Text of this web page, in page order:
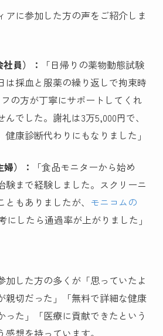
アに参加した方の声をご紹介しま
員）：
「日帰りの薬物動態試験
は採血と服薬の繰り返しで拘束時
の方が丁寧にサポートしてくれ
んでした。謝礼は3万5,000円で、
康診断代わりにもなりました」
）：
「食品モニターから始め
験まで経験しました。スクリーニ
もありましたが、 モニコムの
にしたら通過率が上がりました」
加した方の多くが「思っていたよ
親切だった」「無料で詳細な健康
った」「医療に貢献できたという
想を持っています。